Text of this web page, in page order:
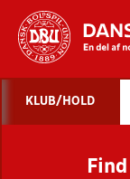
KLUB/HOLD